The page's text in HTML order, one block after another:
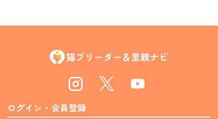
Instagram Twitter Youtube
ログイン・会員登録